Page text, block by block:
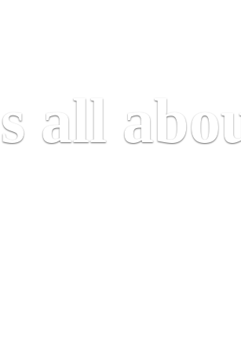
all